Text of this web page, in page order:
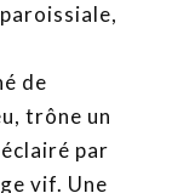
de
trône un
par
vif. Une